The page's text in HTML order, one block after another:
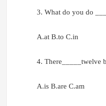
3. What do you do
A.at B.to C.in
4. There_____twelve
A.is B.are C.am